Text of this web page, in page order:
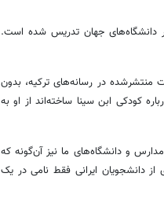
دانشگاه‌های جهان تدریس شده است.
منتشرشده در رسانه‌های ترکیه، بدون
کودکی ابن سینا ساخته‌اند از او به
و دانشگاه‌های ما نیز آن‌گونه که
از دانشجویان ایرانی فقط نامی در یک